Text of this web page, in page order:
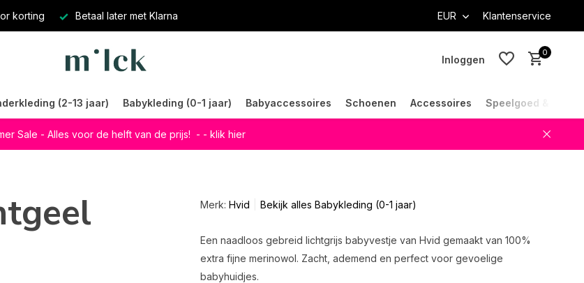
korting Betaal later met Klarna EUR Klantenservice
Inloggen
0
(2-13 jaar) Babykleding (0-1 jaar) Babyaccessoires Schoenen Accessoires Speelgoed &
Sale - Alles voor de helft van de prijs! - - klik hier
Merk: Hvid Bekijk alles Babykleding (0-1 jaar)
Een naadloos gebreid lichtgrijs babyvestje van Hvid gemaakt van 100%
extra fijne merinowol. Zacht, ademend en perfect voor gevoelige
babyhuidjes.